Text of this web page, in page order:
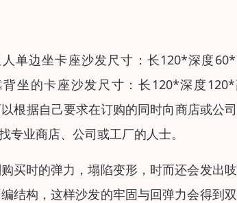
单边坐卡座沙发尺寸：长120*深度
坐的卡座沙发尺寸：长120*深度
根据自己要求在订购的同时向商店或公
业商店、公司或工厂的人士。
买时的弹力，塌陷变形，时而还会发出
结构，这样沙发的牢固与回弹力会得到